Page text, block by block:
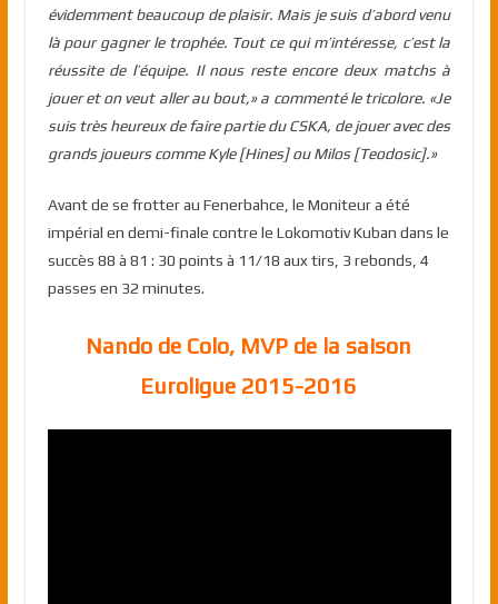
évidemment beaucoup de plaisir. Mais je suis d’abord venu
là pour gagner le trophée. Tout ce qui m’intéresse, c’est la
réussite de l’équipe. Il nous reste encore deux matchs à
jouer et on veut aller au bout,» a commenté le tricolore. «Je
suis très heureux de faire partie du CSKA, de jouer avec des
grands joueurs comme Kyle [Hines] ou Milos [Teodosic].»
Avant de se frotter au Fenerbahce, le Moniteur a été
impérial en demi-finale contre le Lokomotiv Kuban dans le
succès 88 à 81 : 30 points à 11/18 aux tirs, 3 rebonds, 4
passes en 32 minutes.
Nando de Colo, MVP de la saison
Euroligue 2015-2016